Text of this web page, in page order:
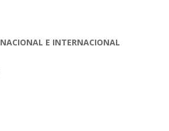
E INTERNACIONAL